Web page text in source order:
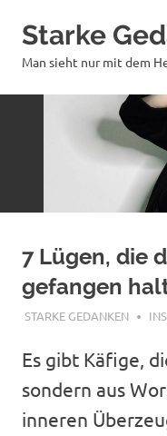
Inhalt
springen
Starke
Man sieht nur mit dem
7 Lügen, die
gefangen
OKTOBER 2, 2025
STARKE GEDANKEN
Es gibt Käfige,
sondern aus
inneren